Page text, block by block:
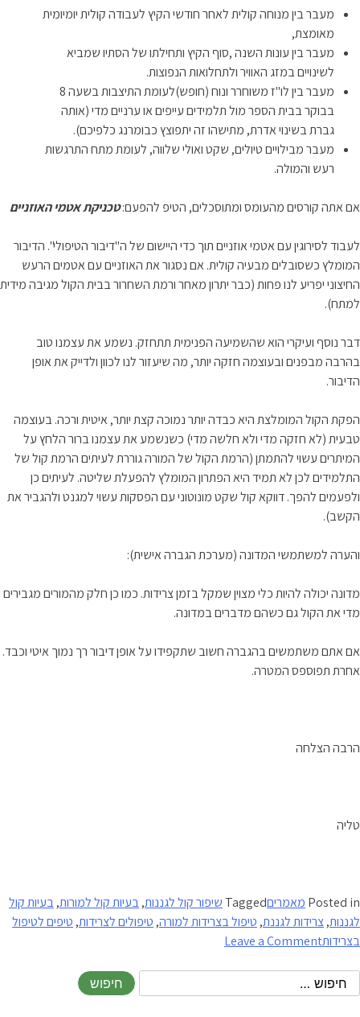
מעבר בין מנוחה קולית לאחר חודשי הקיץ לעבודה קולית יומיומית
מאומצת,
מעבר בין עונות השנה ,סוף הקיץ ותחילתו של הסתיו שמביא
לשינויים במזג האוויר ולתחלואות הנפוצות.
מעבר בין לו"ז משוחרר ונוח (חופש)לעומת התיצבות בשעה 8
בבוקר בבית הספר מול תלמידים עייפים או ערניים מדי (אותה
גברת בשינוי אדרת, מתישהו זה יתפוצץ כבומרנג כלפיכם).
מעבר מבילויים טיולים, שקט ואולי שלווה, לעומת מתח התרגשות
רעש והמולה.
אם אתה קורסים מהעומס ומתוסכלים, הטיפ להפעם:טכניקת אטמי האוזניים
לעבוד לסירוגין עם אטמי אוזניים תוך כדי היישום של ה"דיבור הטיפולי". הדיבור
המומלץ כשסובלים מבעיה קולית. אם נסגור את האוזניים עם אטמים הרעש
החיצוני יפריע לנו פחות (כבר יתרון מאחר ורמת השחרור בבית הקול מגיבה מידית
למתח).
דבר נוסף ועיקרי הוא שהשמיעה הפנימית תתחזק. נשמע את עצמנו טוב
בהרבה מבפנים ובעוצמה חזקה יותר, מה שיעזור לנו לכוון ולדייק את אופן
הדיבור.
הפקת הקול המומלצת היא כבדה יותר נמוכה קצת יותר, איטית ורכה. בעוצמה
טבעית (לא חזקה מדי ולא חלשה מדי) כשנשמע את עצמנו ברור הלחץ על
המיתרים עשוי להתמתן (הרמת הקול של המורה גוררת לעיתים הרמת קול של
התלמידים לכן לא תמיד היא הפתרון המומלץ להפעלת שליטה. לעיתים כן
ולפעמים להפך. דווקא קול שקט מונוטוני עם הפסקות עשוי למגנט ולהגביר את
הקשב).
והערה למשתמשי המדונה (מערכת הגברה אישית):
מדונה יכולה להיות כלי מצוין שמקל בזמן צרידות. כמו כן חלק מהמורים מגבירים
מדי את הקול גם כשהם מדברים במדונה.
אם אתם משתמשים בהגברה חשוב שתקפידו על אופן דיבור רך נמוך איטי וכבד.
אחרת תפוספס המטרה.
הרבה הצלחה
טליה
Posted in מאמריםTagged שיפור קול לגננות,בעיות קול למורות,בעיות קול
לגננות,צרידות לגננת, טיפול בצרידות למורה, טיפולים לצרידות, טיפים לטיפול
בצרידותLeave a Comment
האוזניים